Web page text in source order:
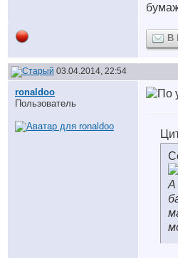
В
03.04.2014, 22:54
ronaldoo
Пользователь
А